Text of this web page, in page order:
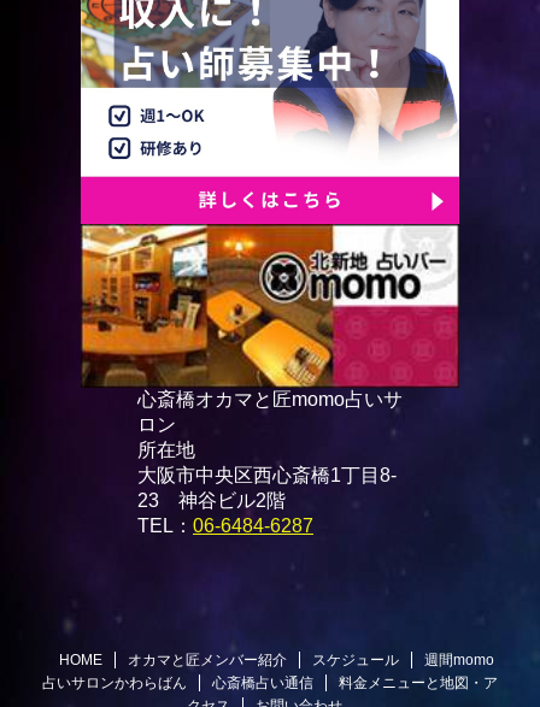
心斎橋オカマと匠momo占いサ
ロン
所在地
大阪市中央区西心斎橋1丁目8-
23 神谷ビル2階
TEL： 06-6484-6287
HOME オカマと匠メンバー紹介 スケジュール
週間momo
占いサロンかわらばん
心斎橋占い通信
料金メニューと地図・ア